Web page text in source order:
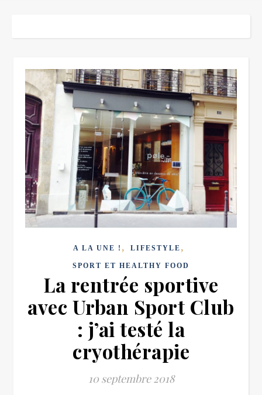
A LA UNE ! , LIFESTYLE ,
SPORT ET HEALTHY FOOD
La rentrée sportive
avec Urban Sport Club
: j’ai testé la
cryothérapie
10 septembre 2018